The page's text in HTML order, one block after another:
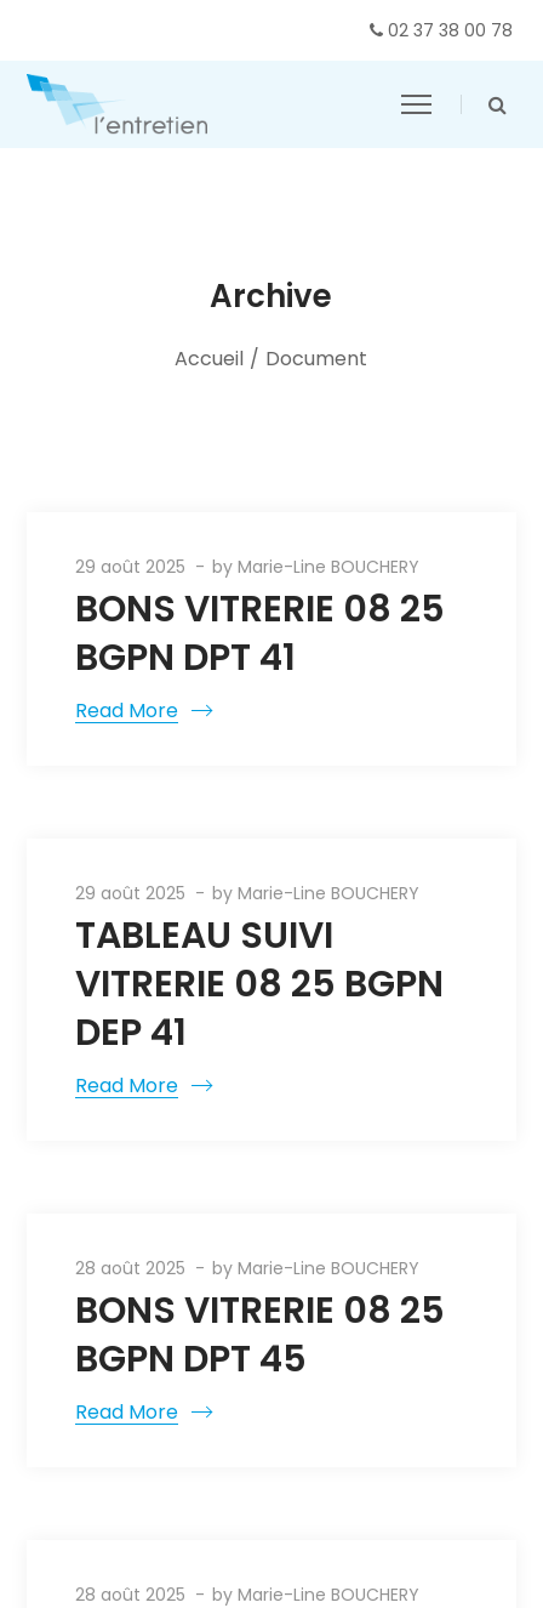
02 37 38 00 78
Archive
Accueil / Document
29 août 2025 byMarie-Line BOUCHERY
BONS VITRERIE 08 25
BGPN DPT 41
Read More
29 août 2025 byMarie-Line BOUCHERY
TABLEAU SUIVI
VITRERIE 08 25 BGPN
DEP 41
Read More
28 août 2025 byMarie-Line BOUCHERY
BONS VITRERIE 08 25
BGPN DPT 45
Read More
28 août 2025 byMarie-Line BOUCHERY